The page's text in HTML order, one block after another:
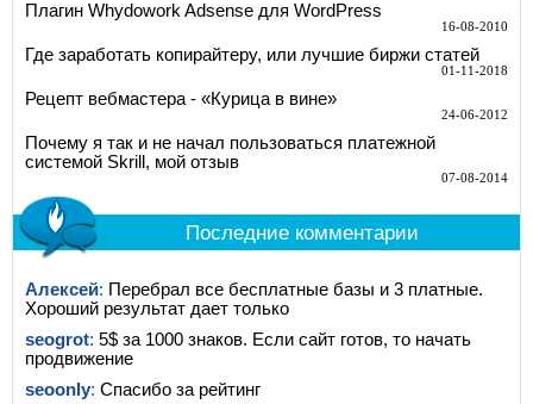
Плагин Whydowork Adsense для WordPress
16-08-2010
Где заработать копирайтеру, или лучшие биржи статей
01-11-2018
Рецепт вебмастера - «Курица в вине»
24-06-2012
Почему я так и не начал пользоваться платежной
системой Skrill, мой отзыв
07-08-2014
Последние комментарии
Алексей: Перебрал все бесплатные базы и 3 платные.
Хороший результат дает только
seogrot: 5$ за 1000 знаков. Если сайт готов, то начать
продвижение
seoonly: Спасибо за рейтинг